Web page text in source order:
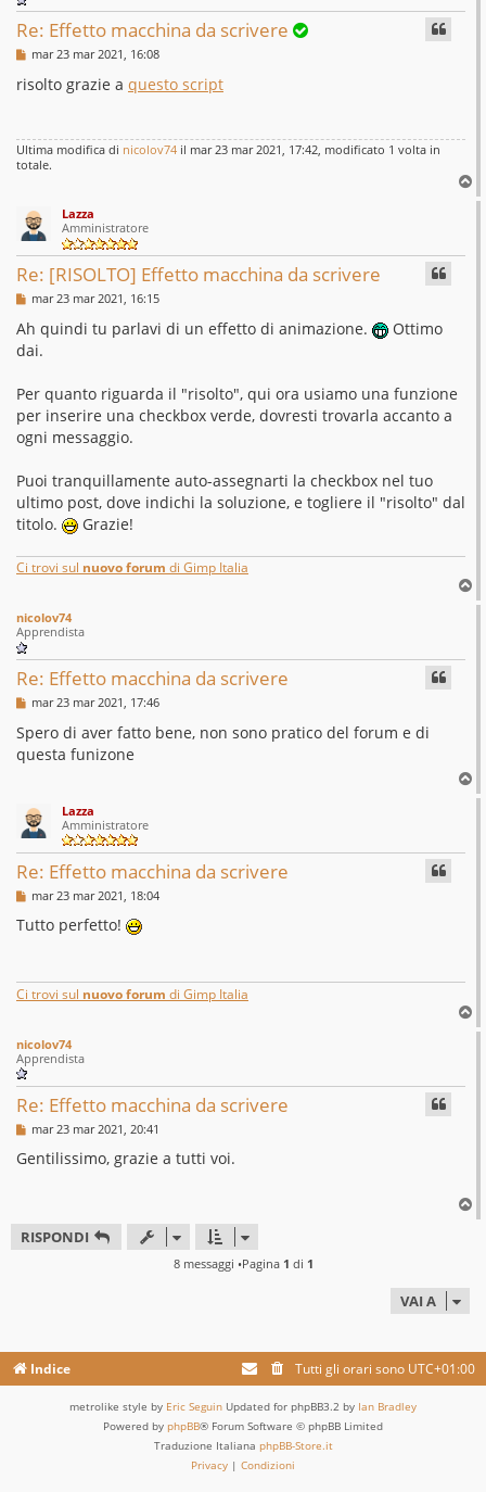
Re: Effetto macchina da scrivere
M
s
s
g
i
o
mar 23 mar 2021, 16:08
risolto grazie a questo script
Ultima modifica di nicolov74 il mar 23 mar 2021, 17:42, modificato 1 volta in
totale.
o
Lazza
Amministratore
Re: [RISOLTO] Effetto macchina da scrivere
M
s
s
a
i
o
mar 23 mar 2021, 16:15
Ah quindi tu parlavi di un effetto di animazione.
Ottimo
dai.
Per quanto riguarda il "risolto", qui ora usiamo una funzione
per inserire una checkbox verde, dovresti trovarla accanto a
ogni messaggio.
Puoi tranquillamente auto-assegnarti la checkbox nel tuo
ultimo post, dove indichi la soluzione, e togliere il "risolto" dal
titolo.
Grazie!
Ci trovi sul nuovo forum di Gimp Italia
o
nicolov74
Apprendista
Re: Effetto macchina da scrivere
M
s
s
a
o
mar 23 mar 2021, 17:46
Spero di aver fatto bene, non sono pratico del forum e di
questa funizone
o
Lazza
Amministratore
Re: Effetto macchina da scrivere
M
s
s
g
o
mar 23 mar 2021, 18:04
Tutto perfetto!
Ci trovi sul nuovo forum di Gimp Italia
o
nicolov74
Apprendista
Re: Effetto macchina da scrivere
M
s
s
i
o
mar 23 mar 2021, 20:41
Gentilissimo, grazie a tutti voi.
o
RISPONDI
8 messaggi •Pagina 1 di 1
VAI A
Indice Tutti gli orari sono UTC+01:00
metrolike style by Eric Seguin Updated for phpBB3.2 by Ian Bradley
Powered by phpBB® Forum Software © phpBB Limited
Traduzione Italiana phpBB-Store.it
Privacy | Condizioni